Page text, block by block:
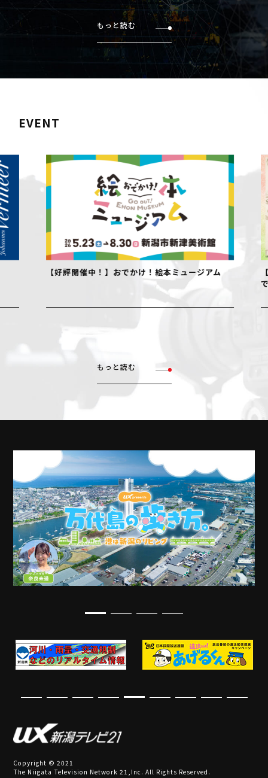
もっと読む
EVENT
【好評開催中！】おでかけ！絵本ミュージアム
【好評
でデザ
もっと読む
Copyright © 2021
The Niigata Television Network 21,Inc. All Rights Reserved.